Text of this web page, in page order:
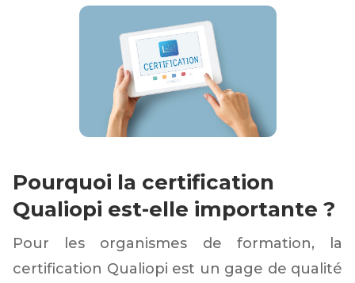
Pourquoi la certification
Qualiopi est-elle importante ?
Pour les organismes de formation, la
certification Qualiopi est un gage de qualité